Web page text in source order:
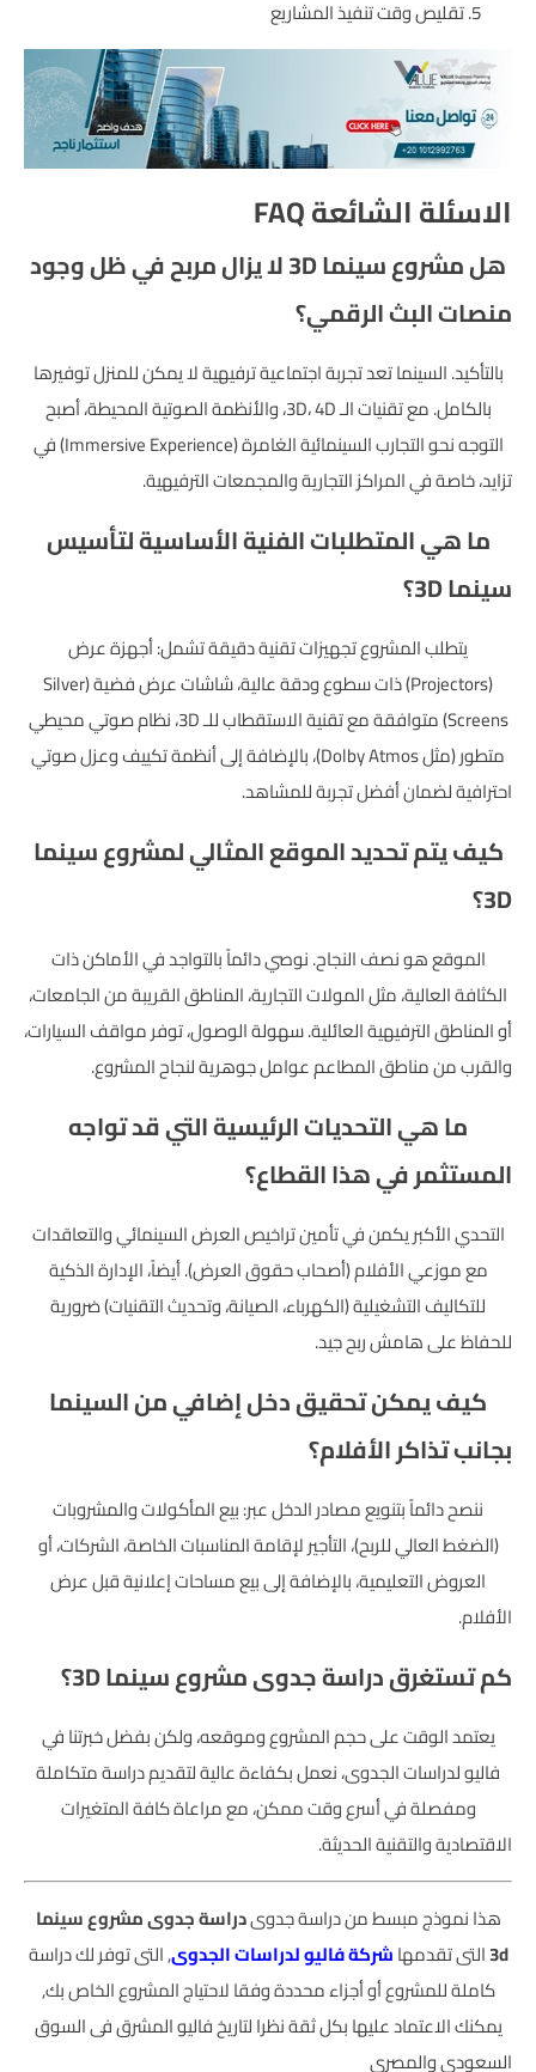
تقليص وقت تنفيذ المشاريع
الاسئلة الشائعة FAQ
هل مشروع سينما 3D لا يزال مربح في ظل وجود
منصات البث الرقمي؟
بالتأكيد. السينما تعد تجربة اجتماعية ترفيهية لا يمكن للمنزل توفيرها
بالكامل. مع تقنيات الـ 3D، 4D، والأنظمة الصوتية المحيطة، أصبح
التوجه نحو التجارب السينمائية الغامرة (Immersive Experience) في
تزايد، خاصة في المراكز التجارية والمجمعات الترفيهية.
ما هي المتطلبات الفنية الأساسية لتأسيس
سينما 3D؟
يتطلب المشروع تجهيزات تقنية دقيقة تشمل: أجهزة عرض
(Projectors) ذات سطوع ودقة عالية، شاشات عرض فضية (Silver
Screens) متوافقة مع تقنية الاستقطاب للـ 3D، نظام صوتي محيطي
متطور (مثل Dolby Atmos)، بالإضافة إلى أنظمة تكييف وعزل صوتي
احترافية لضمان أفضل تجربة للمشاهد.
كيف يتم تحديد الموقع المثالي لمشروع سينما
3D؟
الموقع هو نصف النجاح. نوصي دائماً بالتواجد في الأماكن ذات
الكثافة العالية، مثل المولات التجارية، المناطق القريبة من الجامعات،
أو المناطق الترفيهية العائلية. سهولة الوصول، توفر مواقف السيارات،
والقرب من مناطق المطاعم عوامل جوهرية لنجاح المشروع.
ما هي التحديات الرئيسية التي قد تواجه
المستثمر في هذا القطاع؟
التحدي الأكبر يكمن في تأمين تراخيص العرض السينمائي والتعاقدات
مع موزعي الأفلام (أصحاب حقوق العرض). أيضاً، الإدارة الذكية
للتكاليف التشغيلية (الكهرباء، الصيانة، وتحديث التقنيات) ضرورية
للحفاظ على هامش ربح جيد.
كيف يمكن تحقيق دخل إضافي من السينما
بجانب تذاكر الأفلام؟
ننصح دائماً بتنويع مصادر الدخل عبر: بيع المأكولات والمشروبات
(الضغط العالي للربح)، التأجير لإقامة المناسبات الخاصة، الشركات، أو
العروض التعليمية، بالإضافة إلى بيع مساحات إعلانية قبل عرض
الأفلام.
كم تستغرق دراسة جدوى مشروع سينما 3D؟
يعتمد الوقت على حجم المشروع وموقعه، ولكن بفضل خبرتنا في
فاليو لدراسات الجدوى، نعمل بكفاءة عالية لتقديم دراسة متكاملة
ومفصلة في أسرع وقت ممكن، مع مراعاة كافة المتغيرات
الاقتصادية والتقنية الحديثة.
هذا نموذج مبسط من دراسة جدوىدراسة جدوىمشروع سينما
3dالتى تقدمهاشركة فاليو لدراسات الجدوى, التى توفر لك دراسة
كاملة للمشروع أو أجزاء محددة وفقا لاحتياج المشروع الخاص بك,
يمكنك الاعتماد عليها بكل ثقة نظرا لتاريخ فاليو المشرق فى السوق
السعودى والمصري